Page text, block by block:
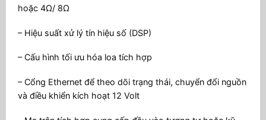
hoặc 4Ω/ 8Ω
– Hiệu suất xử lý tín hiệu số (DSP)
– Cấu hình tối ưu hóa loa tích hợp
– Cổng Ethernet để theo dõi trạng thái, chuyển đổi nguồn
và điều khiển kích hoạt 12 Volt